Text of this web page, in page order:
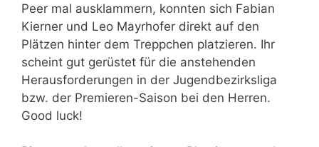
Peer mal ausklammern, konnten sich Fabian
Kierner und Leo Mayrhofer direkt auf den
Plätzen hinter dem Treppchen platzieren. Ihr
scheint gut gerüstet für die anstehenden
Herausforderungen in der Jugendbezirksliga
bzw. der Premieren-Saison bei den Herren.
Good luck!